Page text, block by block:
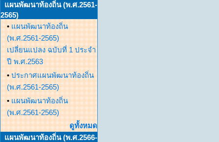
แผนพัฒนาท้องถิ่น (พ.ศ.2561-
2565)
• แผนพัฒนาท้องถิ่น
(พ.ศ.2561-2565)
เปลี่ยนแปลง ฉบับที่ 1 ประจำ
ปี พ.ศ.2563
• ประกาศแผนพัฒนาท้องถิ่น
(พ.ศ.2561-2565)
• แผนพัฒนาท้องถิ่น
(พ.ศ.2561-2565)
ดูทั้งหมด
แผนพัฒนาท้องถิ่น (พ.ศ.2566-